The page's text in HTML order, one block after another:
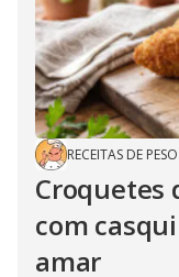
RECEITAS DE PESO
Croquetes
com
amar